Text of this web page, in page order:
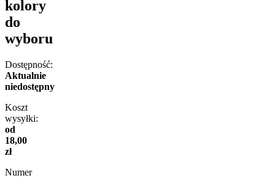
kolory
do
wyboru
Dostępność:
Aktualnie
niedostępny
Koszt
wysyłki:
od
18,00
zł
Numer